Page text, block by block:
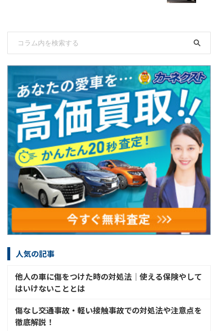
人気の記事
他人の車に傷をつけた時の対処法│使える保険やして
はいけないこととは
傷なし交通事故・軽い接触事故での対処法や注意点を
徹底解説！